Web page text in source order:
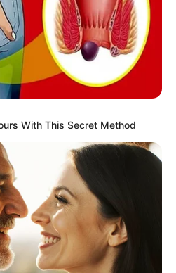
With This Secret Method